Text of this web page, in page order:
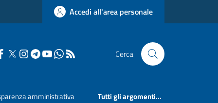
Accedi all'area personale
Cerca
amministrativa Tutti gli argomenti...